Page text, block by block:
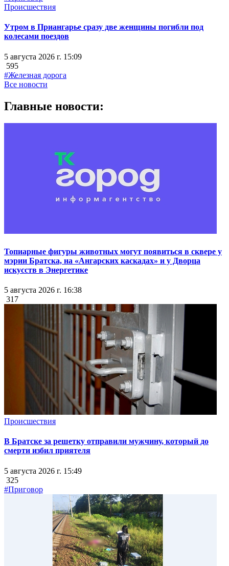
Происшествия
Утром в Приангарье сразу две женщины погибли под
колесами поездов
5 августа 2026 г. 15:09
595
#Железная дорога
Все новости
Главные новости:
Топиарные фигуры животных могут появиться в сквере у
мэрии Братска, на «Ангарских каскадах» и у Дворца
искусств в Энергетике
5 августа 2026 г. 16:38
317
Происшествия
В Братске за решетку отправили мужчину, который до
смерти избил приятеля
5 августа 2026 г. 15:49
325
#Приговор